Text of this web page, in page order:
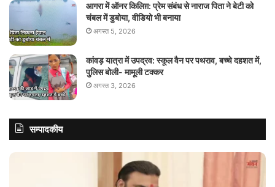
आगरा में ऑनर किलिग़: प्रेम संबंध से नाराज पिता ने बेटी को
चंबल में डुबोया, वीडियो भी बनाया
अगस्त 5, 2026
कांवड़ यात्रा में उपद्रव: स्कूल वैन पर पथराव, बच्चे दहशत में,
पुलिस बोली- मामूली टक्कर
अगस्त 3, 2026
सम्पादकीय